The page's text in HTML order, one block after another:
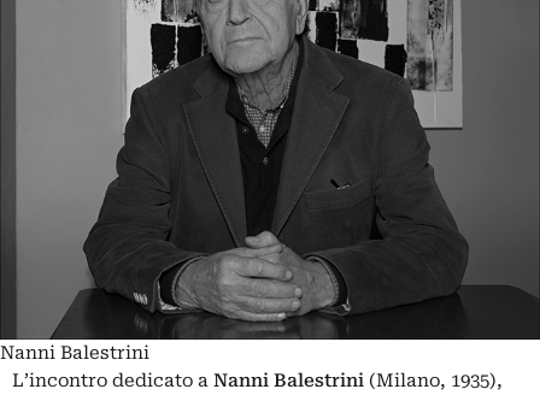
Nanni Balestrini
L’incontro dedicato a Nanni Balestrini (Milano, 1935),